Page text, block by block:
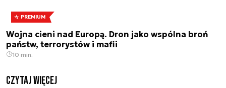
PREMIUM
Wojna cieni nad Europą. Dron jako wspólna broń
państw, terrorystów i mafii
10 min.
czytaj więcej